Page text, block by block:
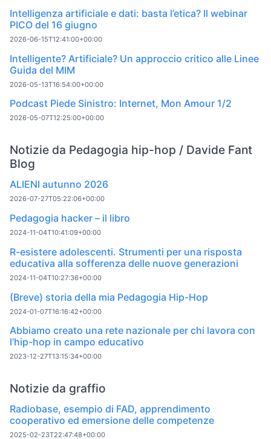
Intelligenza artificiale e dati: basta l’etica? Il webinar
PICO del 16 giugno
2026-06-15T12:41:00+00:00
Intelligente? Artificiale? Un approccio critico alle Linee
Guida del MIM
2026-05-13T16:54:00+00:00
Podcast Piede Sinistro: Internet, Mon Amour 1/2
2026-05-07T12:25:00+00:00
Notizie da Pedagogia hip-hop / Davide Fant
Blog
ALIENI autunno 2026
2026-07-27T05:22:06+00:00
Pedagogia hacker – il libro
2024-11-04T10:41:09+00:00
R-esistere adolescenti. Strumenti per una risposta
educativa alla sofferenza delle nuove generazioni
2024-11-04T10:27:36+00:00
(Breve) storia della mia Pedagogia Hip-Hop
2024-01-07T16:16:42+00:00
Abbiamo creato una rete nazionale per chi lavora con
l’hip-hop in campo educativo
2023-12-27T13:15:34+00:00
Notizie da graffio
Radiobase, esempio di FAD, apprendimento
cooperativo ed emersione delle competenze
2025-02-23T22:47:48+00:00